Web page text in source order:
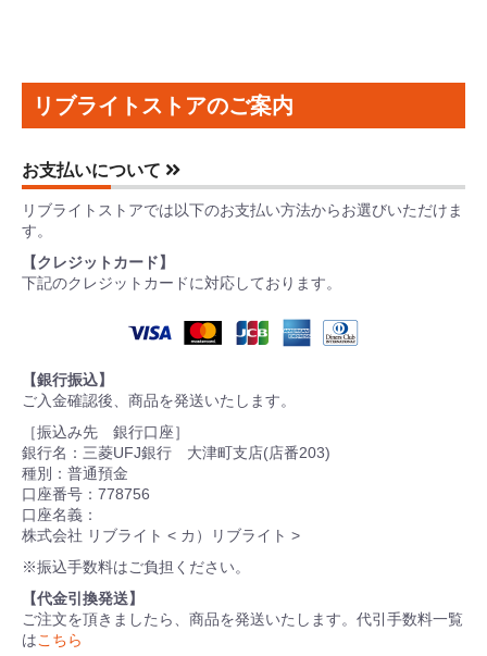
リブライトストアのご案内
お支払いについて
リブライトストアでは以下のお支払い方法からお選びいただけま
す。
【クレジットカード】
下記のクレジットカードに対応しております。
【銀行振込】
ご入金確認後、商品を発送いたします。
［振込み先 銀行口座］
銀行名：三菱UFJ銀行 大津町支店(店番203)
種別：普通預金
口座番号：778756
口座名義：
株式会社 リブライト < カ）リブライト >
※振込手数料はご負担ください。
【代金引換発送】
ご注文を頂きましたら、商品を発送いたします。代引手数料一覧
はこちら